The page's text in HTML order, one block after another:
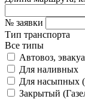
№ заявки
Тип транспорта
Все типы
Автовоз,
Для наливных
Для насыпных
Закрытый